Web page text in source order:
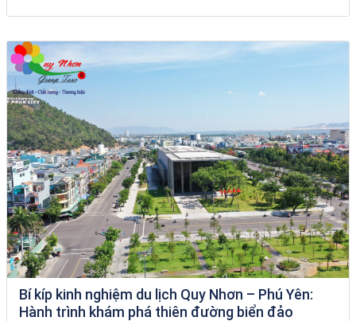
Tour Sóc Trăng Phú Yên
Bí kíp kinh nghiệm du lịch Quy Nhơn – Phú Yên:
Hành trình khám phá thiên đường biển đảo